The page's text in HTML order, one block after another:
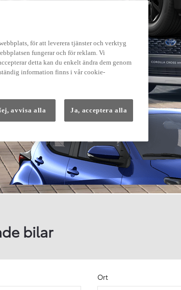
Från 569 900 kr
Från 3 958 kr/mån
HYBRID
bilar
Ort
för att leverera tjänster och verktyg
fungerar och för reklam. Vi
detta kan du enkelt ändra dem genom
information finns i vår cookie-
avvisa alla Ja, acceptera alla